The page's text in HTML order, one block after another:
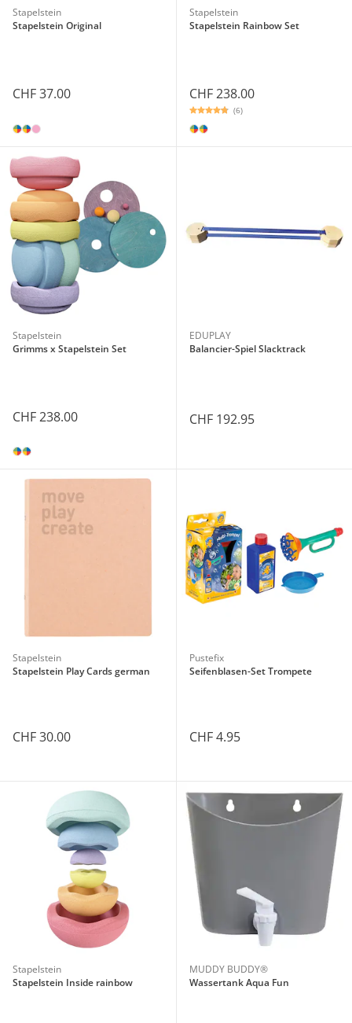
Stapelstein
Stapelstein Original
CHF 37.00
Stapelstein
Stapelstein Rainbow Set
CHF 238.00
(6)
Stapelstein
Grimms x Stapelstein Set
CHF 238.00
EDUPLAY
Balancier-Spiel Slacktrack
CHF 192.95
Stapelstein
Stapelstein Play Cards german
CHF 30.00
Pustefix
Seifenblasen-Set Trompete
CHF 4.95
Stapelstein
Stapelstein Inside rainbow
MUDDY BUDDY®
Wassertank Aqua Fun